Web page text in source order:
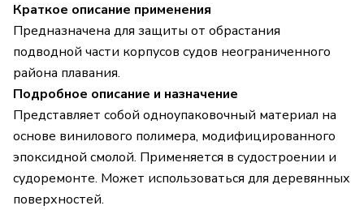
Краткое описание применения
Предназначена для защиты от обрастания
подводной части корпусов судов неограниченного
района плавания.
Подробное описание и назначение
Представляет собой одноупаковочный материал на
основе винилового полимера, модифицированного
эпоксидной смолой. Применяется в судостроении и
судоремонте. Может использоваться для деревянных
поверхностей.